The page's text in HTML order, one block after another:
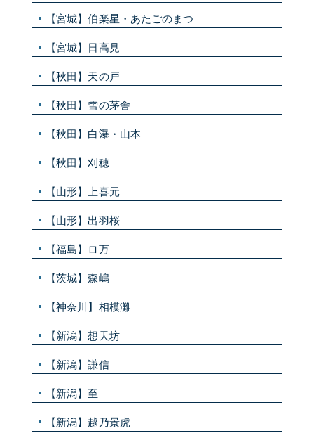
【宮城】伯楽星・あたごのまつ
【宮城】日高見
【秋田】天の戸
【秋田】雪の茅舎
【秋田】白瀑・山本
【秋田】刈穂
【山形】上喜元
【山形】出羽桜
【福島】ロ万
【茨城】森嶋
【神奈川】相模灘
【新潟】想天坊
【新潟】謙信
【新潟】至
【新潟】越乃景虎